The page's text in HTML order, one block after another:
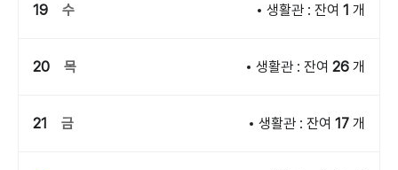
19 수 생활관 : 잔여 1 개
20 목 생활관 : 잔여 26 개
21 금 생활관 : 잔여 17 개